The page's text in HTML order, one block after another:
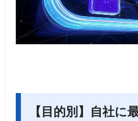
【目的別】自社に